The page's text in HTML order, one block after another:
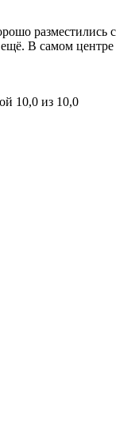
разместились с
ещё. В самом центре
10,0 из 10,0